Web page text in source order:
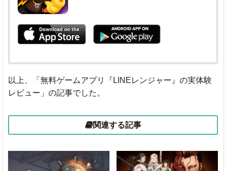
以上、「無料ゲームアプリ『LINEレンジャー』の実体験
レビュー」の記事でした。
関連する記事